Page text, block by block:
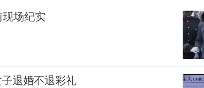
面最高分辨率图像来了
场纪实
退婚不退彩礼